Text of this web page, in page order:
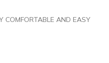
COMFORTABLE AND EASY